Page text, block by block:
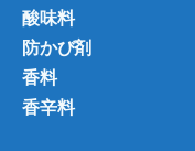
酸味料
防かび剤
香料
香辛料